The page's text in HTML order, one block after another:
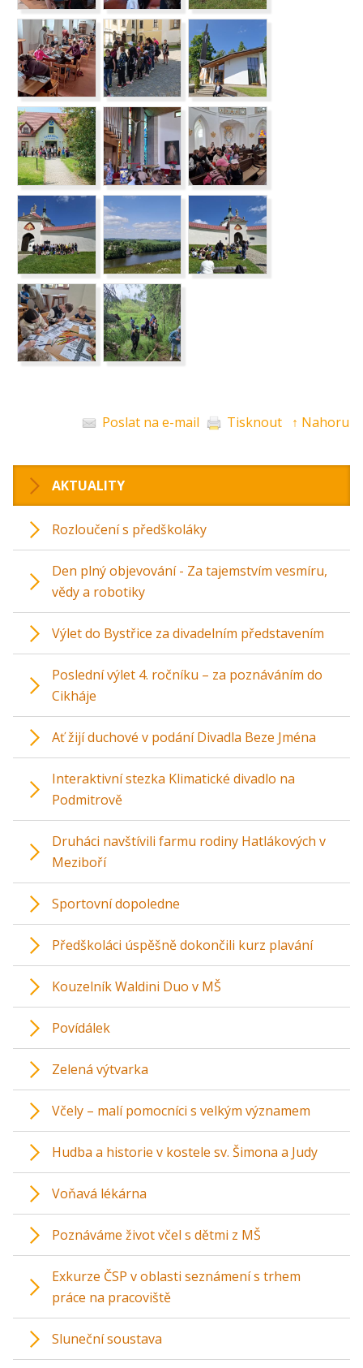
Poslat na e-mail Tisknout ↑ Nahoru
AKTUALITY
Rozloučení s předškoláky
Den plný objevování - Za tajemstvím vesmíru,
vědy a robotiky
Výlet do Bystřice za divadelním představením
Poslední výlet 4. ročníku – za poznáváním do
Cikháje
Ať žijí duchové v podání Divadla Beze Jména
Interaktivní stezka Klimatické divadlo na
Podmitrově
Druháci navštívili farmu rodiny Hatlákových v
Meziboří
Sportovní dopoledne
Předškoláci úspěšně dokončili kurz plavání
Kouzelník Waldini Duo v MŠ
Povídálek
Zelená výtvarka
Včely – malí pomocníci s velkým významem
Hudba a historie v kostele sv. Šimona a Judy
Voňavá lékárna
Poznáváme život včel s dětmi z MŠ
Exkurze ČSP v oblasti seznámení s trhem
práce na pracoviště
Sluneční soustava